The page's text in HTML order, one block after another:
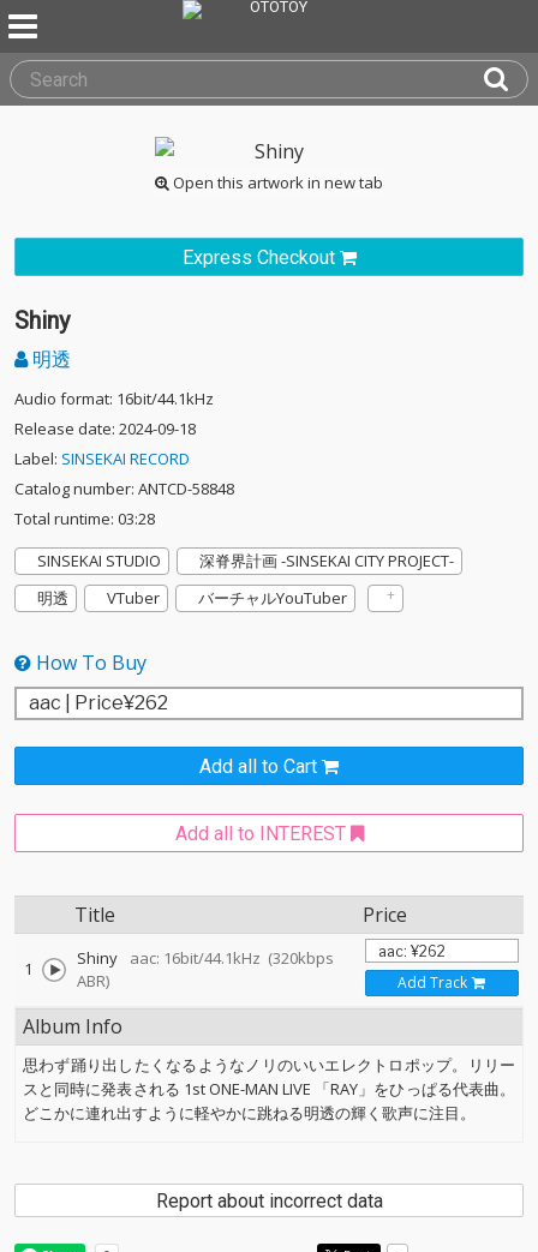
Open this artwork in new tab
Express Checkout
Shiny
明透
Audio format: 16bit/44.1kHz
Release date: 2024-09-18
Label: SINSEKAI RECORD
Catalog number: ANTCD-58848
Total runtime: 03:28
SINSEKAI STUDIO
深脊界計画 -SINSEKAI CITY PROJECT-
明透
VTuber バーチャルYouTuber
How To Buy
Add all to Cart
Add all to INTEREST
Title Price
1 Shiny aac: 16bit/44.1kHz (320kbps
ABR)
Add Track
Album Info
思わず踊り出したくなるようなノリのいいエレクトロポップ。リリー
スと同時に発表される 1st ONE-MAN LIVE 「RAY」をひっぱる代表曲。
どこかに連れ出すように軽やかに跳ねる明透の輝く歌声に注目。
Report about incorrect data